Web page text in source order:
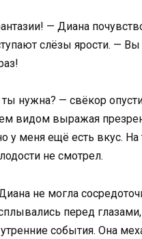
— Диана
слёзы ярости. — Вы
нужна? — свёкор
видом выражая
у меня ещё есть вкус. На
не смотрел.
не могла
перед
события. Она